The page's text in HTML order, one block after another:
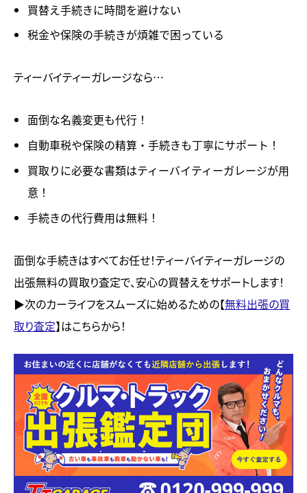
買替え手続きに時間を避けない
税金や保険の手続きが煩雑で困っている
ティーバイティーガレージなら…
面倒な名義変更も代行！
自動車税や保険の精算・手続きも丁寧にサポート！
買取りに必要な書類はティーバイティーガレージが用
意！
手続きの代行費用は無料！
面倒な手続きはすべてお任せ！ティーバイティーガレージの
出張無料の買取り査定で、安心の買替えをサポートします！
▶︎次のカーライフをスムーズに始めるための【無料出張の買
取り査定】はこちらから！